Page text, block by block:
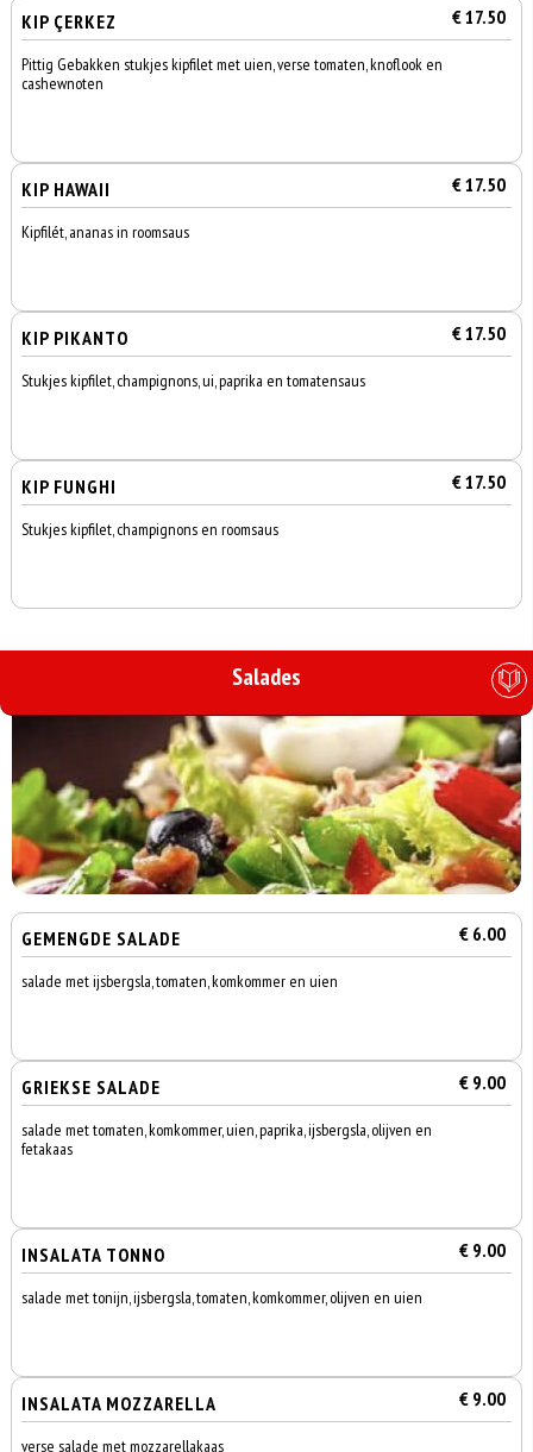
KIP ÇERKEZ € 17.50
Pittig Gebakken stukjes kipfilet met uien, verse tomaten, knoflook en
cashewnoten
KIP HAWAII € 17.50
Kipfilét, ananas in roomsaus
KIP PIKANTO € 17.50
Stukjes kipfilet, champignons, ui, paprika en tomatensaus
KIP FUNGHI € 17.50
Stukjes kipfilet, champignons en roomsaus
Salades
GEMENGDE SALADE € 6.00
salade met ijsbergsla, tomaten, komkommer en uien
GRIEKSE SALADE € 9.00
salade met tomaten, komkommer, uien, paprika, ijsbergsla, olijven en
fetakaas
INSALATA TONNO € 9.00
salade met tonijn, ijsbergsla, tomaten, komkommer, olijven en uien
INSALATA MOZZARELLA € 9.00
verse salade met mozzarellakaas